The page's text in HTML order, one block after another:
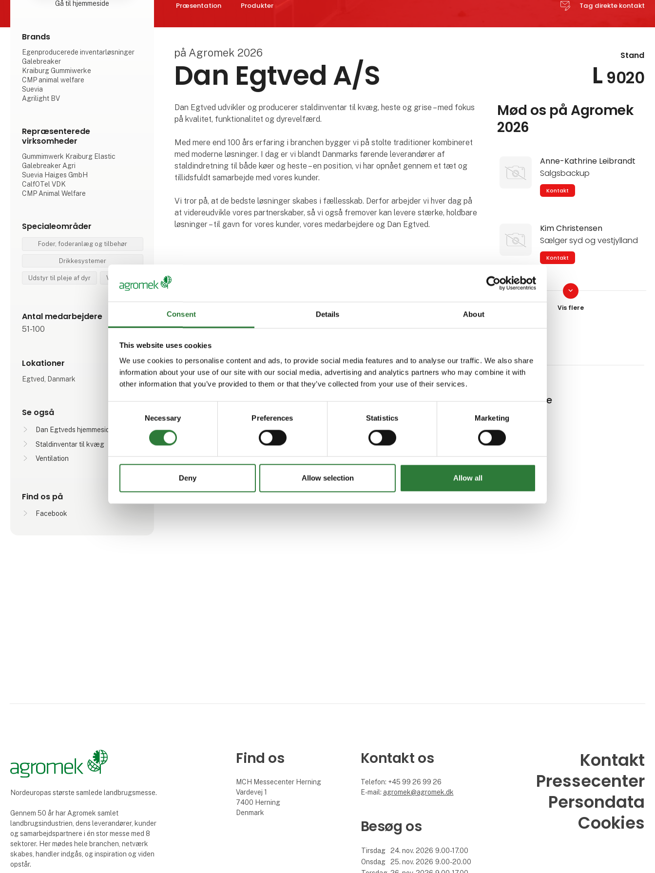
Consent Details About
This website uses cookies
We use cookies to personalise content and ads, to provide social media features and to analyse our traffic. We also share
information about your use of our site with our social media, advertising and analytics partners who may combine it with
other information that you’ve provided to them or that they’ve collected from your use of their services.
Necessary Preferences Statistics Marketing
Deny Allow selection Allow all
Præsentation Produkter Tag direkte kontakt
Gå til hjemmeside
Brands
Egenproducerede inventarløsninger
Galebreaker
Kraiburg Gummiwerke
CMP animal welfare
Suevia
Agrilight BV
Repræsenterede
virksomheder
Gummimwerk Kraiburg Elastic
Galebreaker Agri
Suevia Haiges GmbH
CalfOTel VDK
CMP Animal Welfare
Specialeområder
Foder, foderanlæg og tilbehør
Drikkesystemer
Udstyr til pleje af dyr Ventilation
Antal medarbejdere
51-100
Lokationer
Egtved, Danmark
Se også
Dan Egtveds hjemmeside
Staldinventar til kvæg
Ventilation
Find os på
Facebook
på Agromek 2026
Dan Egtved A/S
Stand
L 9020
Dan Egtved udvikler og producerer staldinventar til kvæg, heste og grise – med fokus
på kvalitet, funktionalitet og dyrevelfærd.
Med mere end 100 års erfaring i branchen bygger vi på stolte traditioner kombineret
med moderne løsninger. I dag er vi blandt Danmarks førende leverandører af
staldindretning til både køer og heste – en position, vi har opnået gennem et tæt og
tillidsfuldt samarbejde med vores kunder.
Vi tror på, at de bedste løsninger skabes i fællesskab. Derfor arbejder vi hver dag på
at videreudvikle vores partnerskaber, så vi også fremover kan levere stærke, holdbare
løsninger – til gavn for vores kunder, vores medarbejdere og Dan Egtved.
Mød os på Agromek
2026
keyboard_arrow_down
Anne-Kathrine Leibrandt
Salgsbackup
Kontakt
Kim Christensen
Sælger syd og vestjylland
Kontakt
Mogens Sørensen
Sælger Sjælland, bornholm
Aksel Madsen
Sælger Nordjylland
Produkter fra Dan Egtved A/S
Sengebøjler fangitter hestebokse
Nordeuropas største samlede landbrugsmesse.
Gennem 50 år har Agromek samlet
landbrugsindustrien, dens leverandører, kunder
og samarbejdspartnere i én stor messe med 8
sektorer. Her mødes hele branchen, netværk
skabes, handler indgås, og inspiration og viden
opstår.
Find os
MCH Messecenter Herning
Vardevej 1
7400 Herning
Denmark
Kontakt os
Telefon: +45 99 26 99 26
E-mail: agromek@agromek.dk
Besøg os
Tirsdag 24. nov. 2026 9.00-17.00
Onsdag
25. nov. 2026 9.00-20.00
Kontakt
Pressecenter
Persondata
Cookies